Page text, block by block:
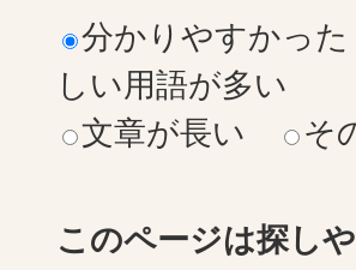
分かりやすかった
しい用語が多い
文章が長い
そ
このページは探し